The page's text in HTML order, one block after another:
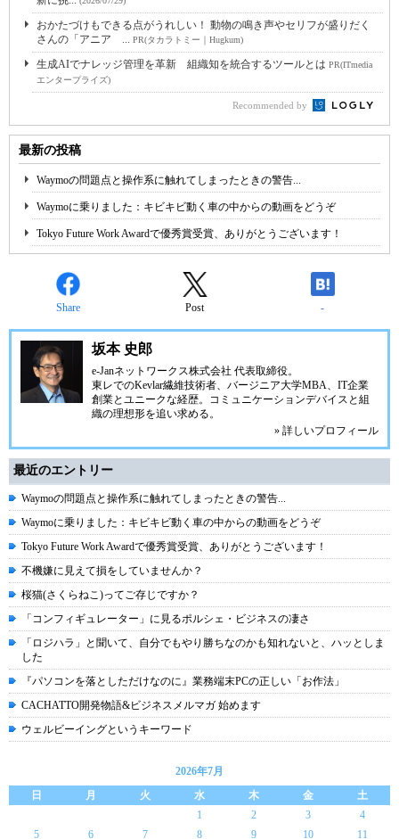
おかたづけもできる点がうれしい！ 動物の鳴き声やセリフが盛りだく
さんの「アニア ... PR(タカラトミー｜Hugkum)
生成AIでナレッジ管理を革新 組織知を統合するツールとは PR(ITmedia
エンタープライズ)
Recommended by
最新の投稿
Waymoの問題点と操作系に触れてしまったときの警告...
Waymoに乗りました：キビキビ動く車の中からの動画をどうぞ
Tokyo Future Work Awardで優秀賞受賞、ありがとうございます！
Share Post -
坂本 史郎
e-Janネットワークス株式会社 代表取締役。
東レでのKevlar繊維技術者、 バージニア大学MBA、IT企業
創業とユニークな経歴。 コミュニケーションデバイスと組
織の理想形を追い求める。
» 詳しいプロフィール
最近のエントリー
Waymoの問題点と操作系に触れてしまったときの警告...
Waymoに乗りました：キビキビ動く車の中からの動画をどうぞ
Tokyo Future Work Awardで優秀賞受賞、ありがとうございます！
不機嫌に見えて損をしていませんか？
桜猫(さくらねこ)ってご存じですか？
「コンフィギュレーター」に見るポルシェ・ビジネスの凄さ
「ロジハラ」と聞いて、自分でもやり勝ちなのかも知れないと、ハッとしま
した
『パソコンを落としただけなのに』業務端末PCの正しい「お作法」
CACHATTO開発物語&ビジネスメルマガ 始めます
ウェルビーイングというキーワード
2026年7月
日
月 火 水 木 金
土
1
2 3
4
5
6 7 8 9 10
11